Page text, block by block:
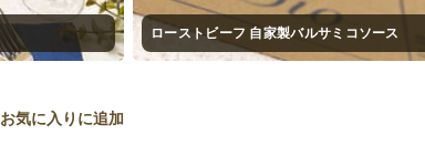
ローストビーフ 自家製バルサミコソース
お気に入りに追加